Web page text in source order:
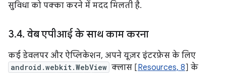
सुविधा को पक्का करने में मदद मिलती है.
3.4. वेब एपीआई के साथ काम करना
कई डेवलपर और ऐप्लिकेशन, अपने यूज़र इंटरफ़ेस के लिए
android.webkit.WebView क्लास [Resources, 8] के